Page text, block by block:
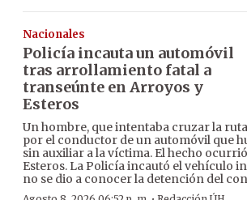
Nacionales
Policía incauta un automóvil
tras arrollamiento fatal a
transeúnte en Arroyos y
Esteros
Un hombre, que intentaba cruzar la
por el conductor de un automóvil que
sin auxiliar a la víctima. El hecho
Esteros. La Policía incautó el vehículo
no se dio a conocer la detención del